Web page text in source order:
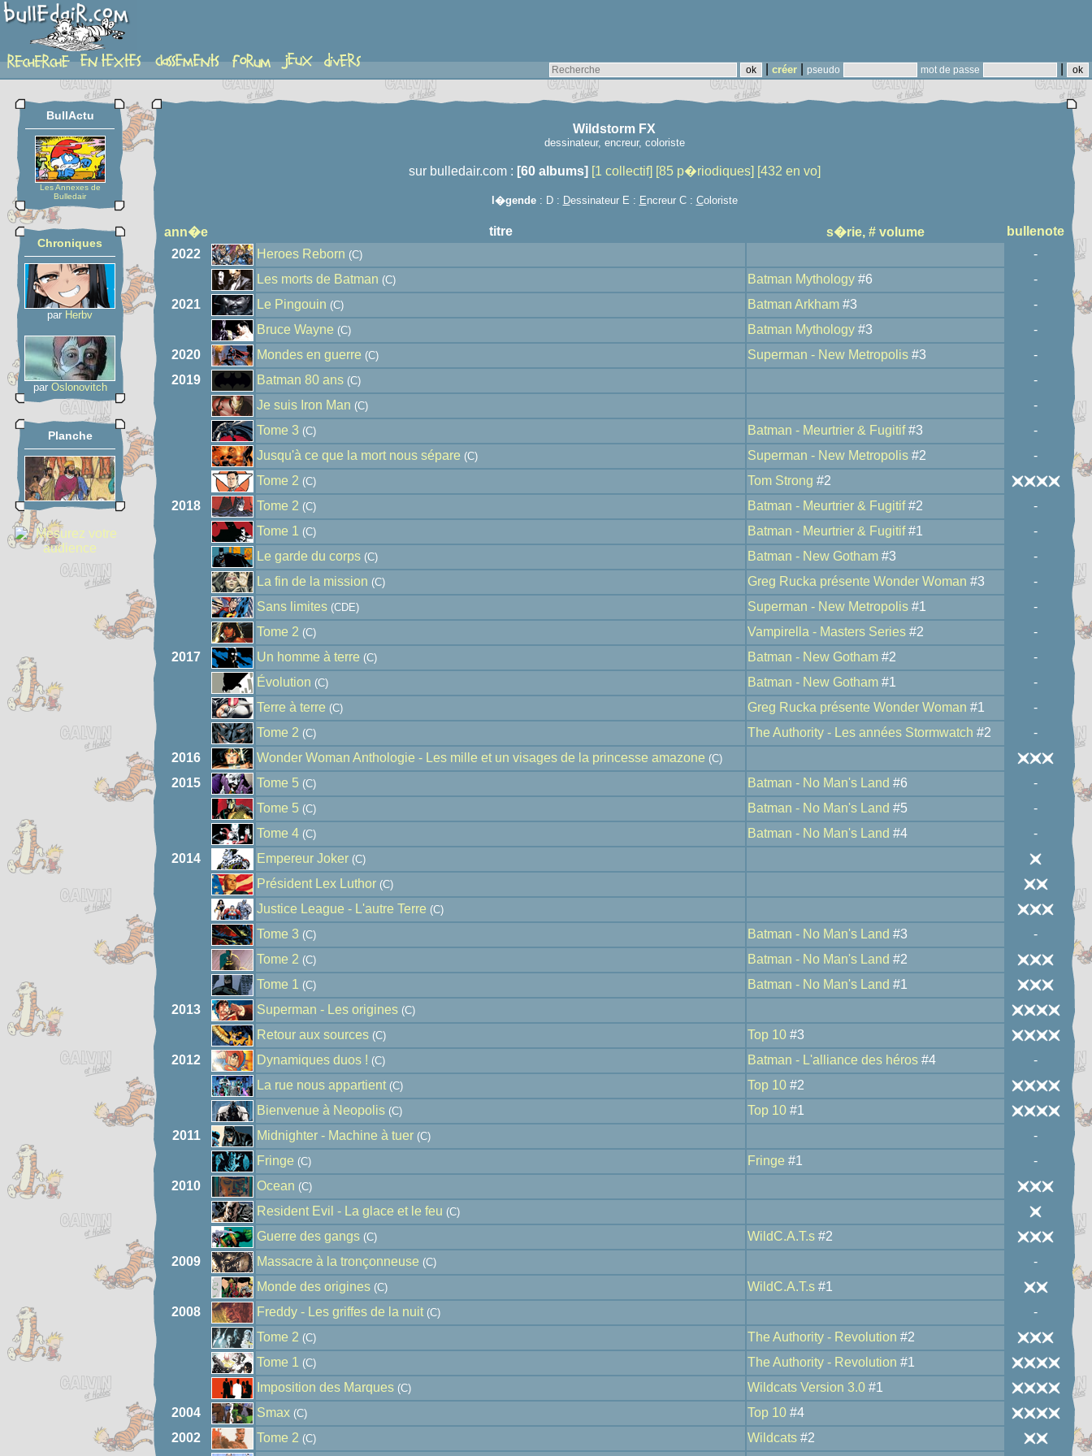
créer pseudo mot de passe
auteur
BullActu
Les Annexes de
Bulledair
Chroniques
par Herbv
par Oslonovitch
Planche
Wildstorm FX
dessinateur, encreur, coloriste
sur bulledair.com : [60 albums] [1 collectif] [85 p�riodiques] [432 en vo]
l�gende: D : Dessinateur E : Encreur C : Coloriste
ann�e titre s�rie, # volume
bullenote
2022
Heroes Reborn (C)
-
Les morts de Batman (C) Batman Mythology #6
-
2021
Le Pingouin (C) Batman Arkham #3
-
Bruce Wayne (C) Batman Mythology #3
-
2020
Mondes en guerre (C) Superman - New Metropolis #3
-
2019
Batman 80 ans (C)
-
Je suis Iron Man (C)
-
Tome 3 (C) Batman - Meurtrier & Fugitif#3
-
Jusqu'à ce que la mort nous sépare (C) Superman - New Metropolis #2
-
Tome 2 (C) Tom Strong #2
2018
Tome 2 (C) Batman - Meurtrier & Fugitif#2
-
Tome 1
(C) Batman - Meurtrier & Fugitif#1
-
Le garde du corps (C) Batman - New Gotham #3
-
La fin de la mission (C) Greg Rucka présente Wonder Woman #3
-
Sans limites (CDE) Superman - New Metropolis #1
-
Tome 2 (C) Vampirella - Masters Series #2
-
2017
Un homme à terre (C) Batman - New Gotham #2
-
Évolution (C) Batman - New Gotham #1
-
Terre à terre (C) Greg Rucka présente Wonder Woman #1
-
Tome 2 (C) The Authority - Les années Stormwatch #2
-
2016
Wonder Woman Anthologie - Les mille et un visages de la princesse amazone (C)
2015 Tome 5 (C) Batman - No Man's Land #6
-
Tome 5 (C) Batman - No Man's Land #5
-
Tome 4 (C) Batman - No Man's Land #4
-
2014
Empereur Joker (C)
Président Lex Luthor (C)
Justice League - L'autre Terre (C)
Tome 3 (C) Batman - No Man's Land #3
-
Tome 2 (C) Batman - No Man's Land #2
Tome 1
(C) Batman - No Man's Land #1
2013
Superman - Les origines (C)
Retour aux sources (C) Top 10 #3
2012
Dynamiques duos ! (C) Batman - L'alliance des héros #4
-
La rue nous appartient(C) Top 10 #2
Bienvenue à Neopolis (C) Top 10 #1
2011
Midnighter - Machine à tuer (C)
-
Fringe (C) Fringe #1
-
2010
Ocean (C)
Resident Evil - La glace et le feu (C)
Guerre des gangs (C) WildC.A.T.s #2
2009
Massacre à la tronçonneuse (C)
-
Monde des origines (C) WildC.A.T.s #1
2008
Freddy - Les griffes de la nuit (C)
-
Tome 2 (C) The Authority - Revolution #2
Tome 1
(C) The Authority - Revolution #1
Imposition des Marques (C) Wildcats Version 3.0 #1
2004
Smax (C) Top 10 #4
2002
Tome 2 (C) Wildcats #2